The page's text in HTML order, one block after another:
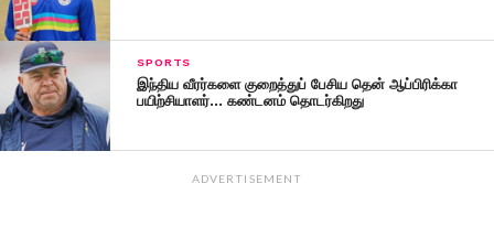
SPORTS
இந்திய வீரர்களை குறைத்துப் பேசிய தென் ஆப்பிரிக்கா
பயிற்சியாளர்… கண்டனம் தொடர்கிறது
ADVERTISEMENT